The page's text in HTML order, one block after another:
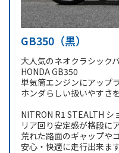
GB350（黒）
大人気のネオクラシック
HONDA GB350
単気筒エンジンにアップ
ホンダらしい扱いやすさ
NITRON R1 STEALTH シ
リア回り安定感が格段に
荒れた路面のギャップや
安心・快適に走行出来ます